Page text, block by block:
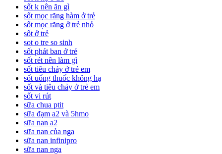
sốt k nên ăn gì
sốt mọc răng hàm ở trẻ
sốt mọc răng ở trẻ nhỏ
sốt ở trẻ
sot o tre so sinh
sốt phát ban ở trẻ
sốt rét nên làm gì
sốt tiêu chảy ở trẻ em
sốt uống thuốc không hạ
sốt và tiêu chảy ở trẻ em
sốt vi rút
sữa chua ptit
sữa đạm a2 và 5hmo
sữa nan a2
sữa nan của nga
sữa nan infinipro
sữa nan nga